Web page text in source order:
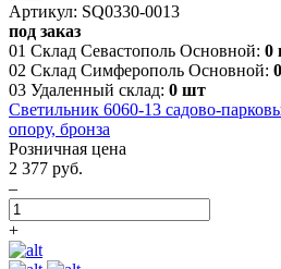
Артикул: SQ0330-0013
под заказ
01 Склад Севастополь Основной: 0
02 Склад Симферополь Основной:
03 Удаленный склад: 0 шт
Светильник 6060-13 садово-
опору, бронза
Розничная цена
2 377 руб.
–
+